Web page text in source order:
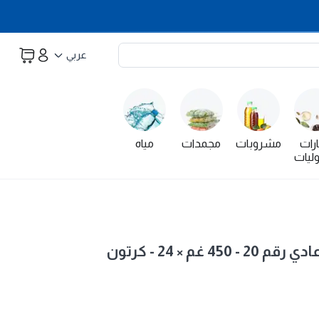
عربي
مشروبات مجمدات مياه
× 24 - كرتون